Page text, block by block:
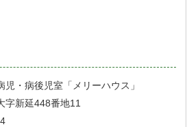
・病後児室「メリーハウス」
新延448番地11